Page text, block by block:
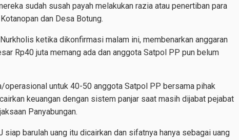
sudah susah payah melakukan razia atau penertiban para
dan Desa Botung.
ketika dikonfirmasi malam ini, membenarkan anggaran
Rp40 juta memang ada dan anggota Satpol PP pun belum
operasional untuk 40-50 anggota Satpol PP bersama pihak
keuangan dengan sistem panjar saat masih dijabat pejabat
Panyabungan.
siap barulah uang itu dicairkan dan sifatnya hanya sebagai uang